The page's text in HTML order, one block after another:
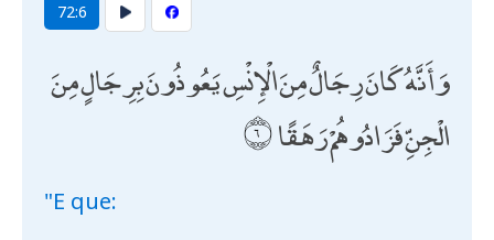
72:6
وَأَنَّهُ كَانَ رِجَالٌ مِنَ الْإِنْسِ يَعُوذُونَ بِرِجَالٍ مِنَ
الْجِنِّ فَزَادُوهُمْ رَهَقًا
"E que: